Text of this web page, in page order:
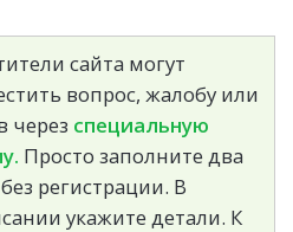
сайта могут
вопрос, жалобу или
через специальную
Просто заполните два
регистрации. В
укажите детали. К